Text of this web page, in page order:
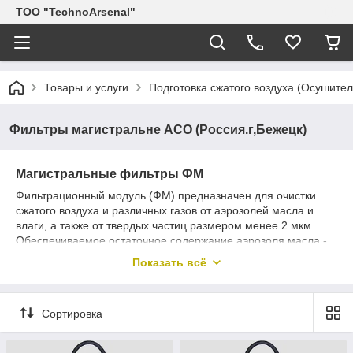
ТОО "TechnoArsenal"
Товары и услуги Подготовка сжатого воздуха
Фильтры магистральне АСО (Россия.г,Бежецк)
Магистральные фильтры ФМ
Фильтрационный модуль (ФМ) предназначен для очистки
сжатого воздуха и различных газов от аэрозолей масла и
влаги, а также от твердых частиц размером менее 2 мкм.
Обеспечиваемое остаточное содержание аэрозоля масла -
и автоматики, пневмоприводе устройств и инструмента для
фильтроэлементами на основе ультратонкого стекловолокна
без связующего. Первый по ходу газа фильтр предназначен
для отделения механических примесей и крупных капель
Показать всё
Сортировка